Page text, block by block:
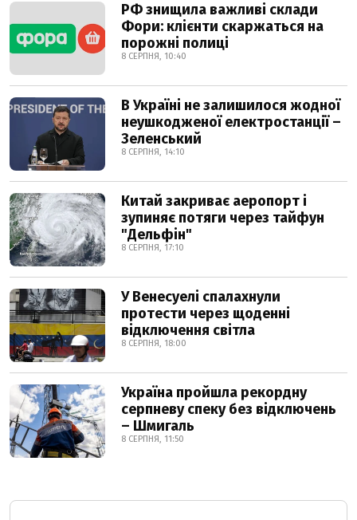
РФ знищила важливі склади
Фори: клієнти скаржаться на
порожні полиці
8 СЕРПНЯ, 10:40
В Україні не залишилося жодної
неушкодженої електростанції –
Зеленський
8 СЕРПНЯ, 14:10
Китай закриває аеропорт і
зупиняє потяги через тайфун
"Дельфін"
8 СЕРПНЯ, 17:10
У Венесуелі спалахнули
протести через щоденні
відключення світла
8 СЕРПНЯ, 18:00
Україна пройшла рекордну
серпневу спеку без відключень
– Шмигаль
8 СЕРПНЯ, 11:50